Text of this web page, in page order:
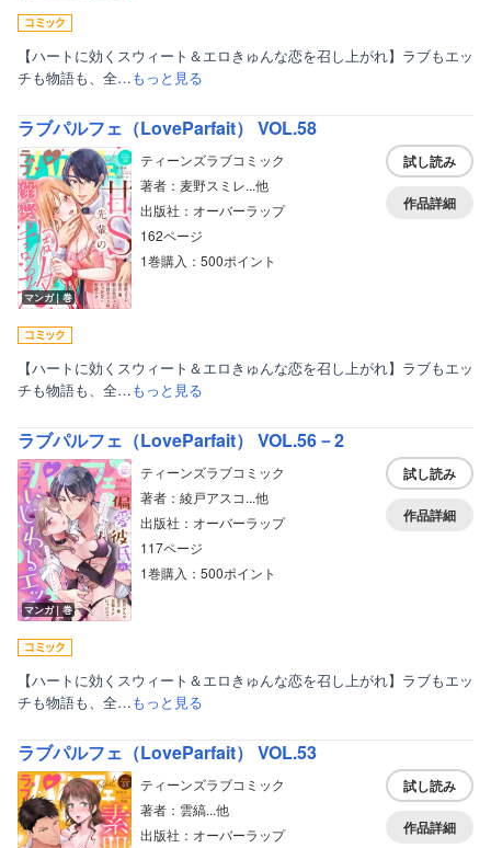
【ハートに効くスウィート＆エロきゅんな恋を召し上がれ】ラブもエッ
チも物語も、全…もっと見る
ラブパルフェ（LoveParfait） VOL.58
マンガ｜巻
ティーンズラブコミック
著者：麦野スミレ...他
出版社：オーバーラップ
162ページ
1巻購入：500ポイント
試し読み
作品詳細
【ハートに効くスウィート＆エロきゅんな恋を召し上がれ】ラブもエッ
チも物語も、全…もっと見る
ラブパルフェ（LoveParfait） VOL.56－2
マンガ｜巻
ティーンズラブコミック
著者：綾戸アスコ...他
出版社：オーバーラップ
117ページ
1巻購入：500ポイント
試し読み
作品詳細
【ハートに効くスウィート＆エロきゅんな恋を召し上がれ】ラブもエッ
チも物語も、全…もっと見る
ラブパルフェ（LoveParfait） VOL.53
ティーンズラブコミック
著者：雲縞...他
出版社：オーバーラップ
試し読み
作品詳細